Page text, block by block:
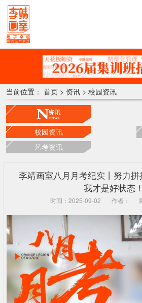
当前位置： 首页 > 资讯 > 校园资讯
校园资讯
艺考资讯
李靖画室八月月考纪实丨努力
我才是好状态！
时间：2025-09-02 作者：